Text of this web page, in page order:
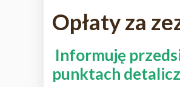
Opłaty za
Informuję
punktach